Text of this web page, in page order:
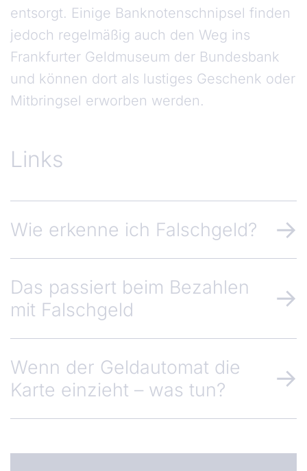
entsorgt. Einige Banknotenschnipsel finden
jedoch regelmäßig auch den Weg ins
Frankfurter Geldmuseum der Bundesbank
und können dort als lustiges Geschenk oder
Mitbringsel erworben werden.
Links
Wie erkenne ich Falschgeld?
Das passiert beim Bezahlen
mit Falschgeld
Wenn der Geldautomat die
Karte einzieht – was tun?